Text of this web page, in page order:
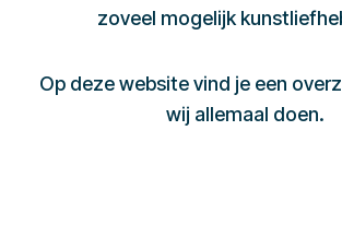
zoveel mogelijk
Op deze website vind je een
wij allemaal doen.